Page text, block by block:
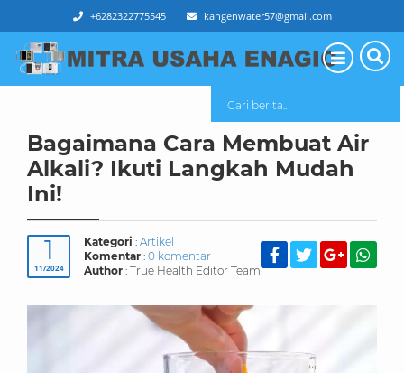
+6282322775545 kangenwater57@gmail.com
Alkali? Ikuti Langkah Mudah Ini!
Bagaimana Cara Membuat Air
Alkali? Ikuti Langkah Mudah
Ini!
1
11/2024
Kategori : Artikel
Komentar : 0 komentar
Author : True Health Editor Team